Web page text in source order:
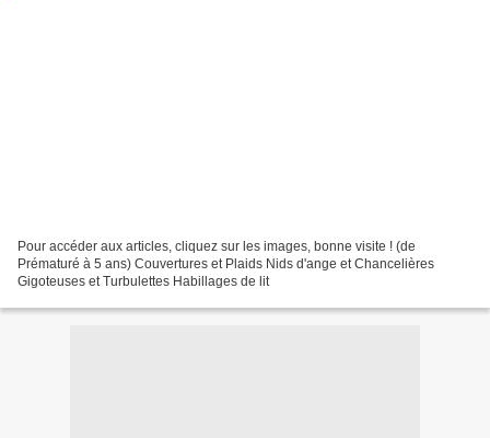
Pour accéder aux articles, cliquez sur les images, bonne visite ! (de
Prématuré à 5 ans) Couvertures et Plaids Nids d'ange et Chancelières
Gigoteuses et Turbulettes Habillages de lit